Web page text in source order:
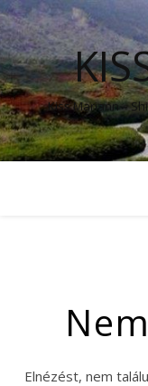
Kiss Mariann –
Elnézést, nem